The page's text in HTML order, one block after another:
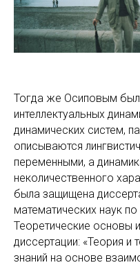
Тогда же Осиповым
интеллектуальных
динамических систем,
описываются
переменными, а
неколичественного
была защищена
математических наук
Теоретические основы
диссертации: «Теория и
знаний на основе